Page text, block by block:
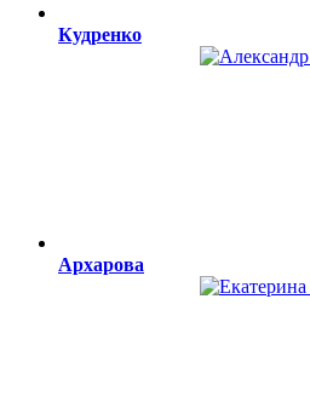
Кудренко
Архарова